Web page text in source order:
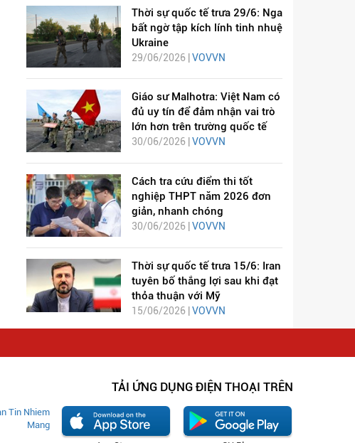
Thời sự quốc tế trưa 29/6: Nga
bất ngờ tập kích lính tinh nhuệ
Ukraine
29/06/2026 | VOVVN
Giáo sư Malhotra: Việt Nam có
đủ uy tín để đảm nhận vai trò
lớn hơn trên trường quốc tế
30/06/2026 | VOVVN
Cách tra cứu điểm thi tốt
nghiệp THPT năm 2026 đơn
giản, nhanh chóng
30/06/2026 | VOVVN
Thời sự quốc tế trưa 15/6: Iran
tuyên bố thắng lợi sau khi đạt
thỏa thuận với Mỹ
15/06/2026 | VOVVN
TẢI ỨNG DỤNG ĐIỆN THOẠI TRÊN